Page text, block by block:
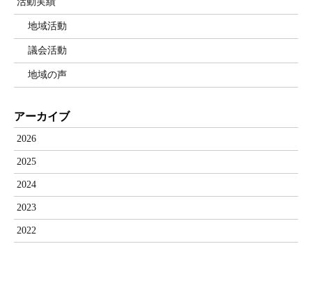
地域活動
議会活動
地域の声
アーカイブ
2026
2025
2024
2023
2022